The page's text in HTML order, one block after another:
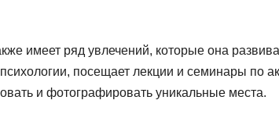
имеет ряд увлечений, которые она
посещает лекции и семинары по
и фотографировать уникальные места.